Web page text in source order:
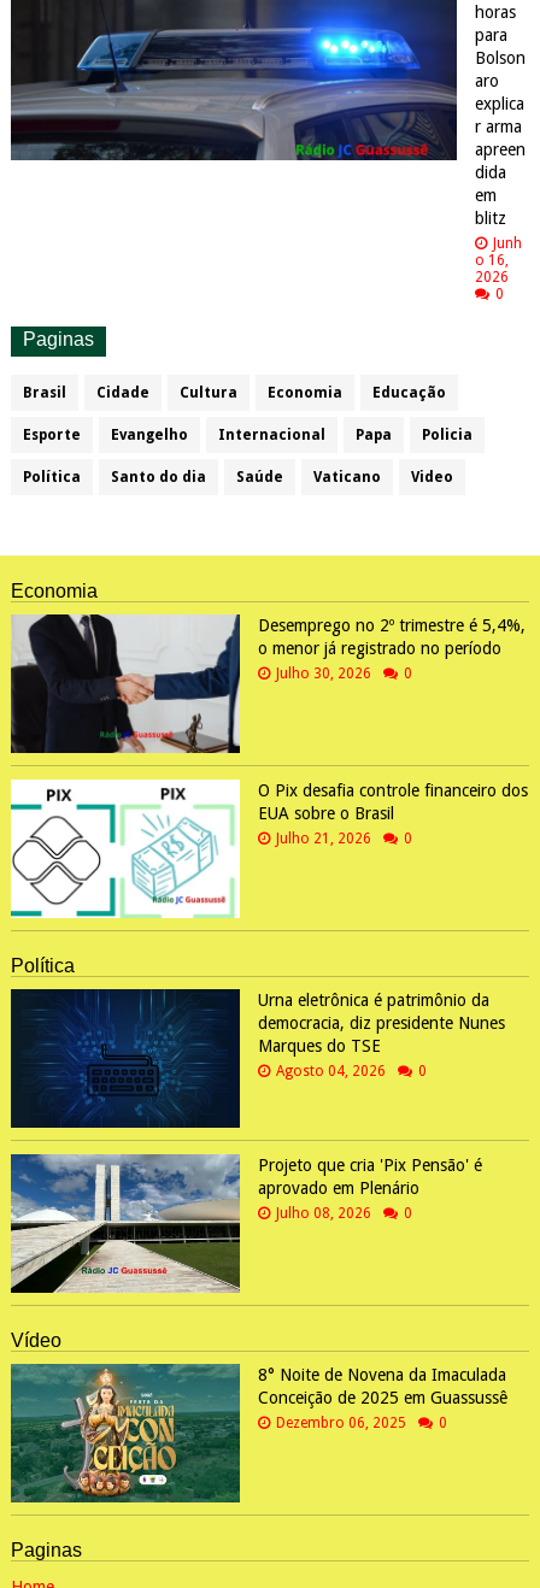
horas
para
Bolson
aro
explica
r arma
apreen
dida
em
blitz
Junh
o 16,
2026
0
Paginas
Brasil Cidade Cultura Economia Educação
Esporte Evangelho Internacional Papa Policia
Política Santo do dia Saúde Vaticano Video
Economia
Desemprego no 2º trimestre é 5,4%,
o menor já registrado no período
Julho 30, 2026 0
O Pix desafia controle financeiro dos
EUA sobre o Brasil
Julho 21, 2026 0
Política
Urna eletrônica é patrimônio da
democracia, diz presidente Nunes
Marques do TSE
Agosto 04, 2026 0
Projeto que cria 'Pix Pensão' é
aprovado em Plenário
Julho 08, 2026 0
Vídeo
8° Noite de Novena da Imaculada
Conceição de 2025 em Guassussê
Dezembro 06, 2025 0
Paginas